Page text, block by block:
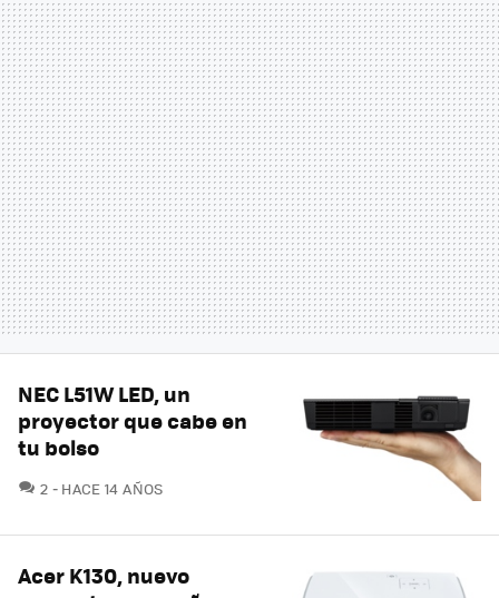
NEC L51W LED, un
proyector que cabe en
tu bolso
2 COMENTARIOS
HACE 14 AÑOS
Acer K130, nuevo